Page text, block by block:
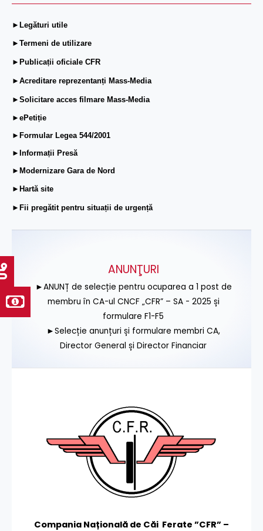
►Legături utile
►Termeni de utilizare
►Publicații oficiale CFR
►Acreditare reprezentanți Mass-Media
►Solicitare acces filmare Mass-Media
►ePetiție
►Formular Legea 544/2001
►Informații Presă
►Modernizare Gara de Nord
►Hartă site
►Fii pregătit pentru situații de urgență
ANUNŢURI
►ANUNȚ de selecție pentru ocuparea a 1 post de
membru în CA-ul CNCF „CFR” – SA - 2025 și
formulare F1-F5
►Selecție anunțuri și formulare membri CA,
Director General și Director Financiar
Compania Națională de Căi Ferate ”CFR” –